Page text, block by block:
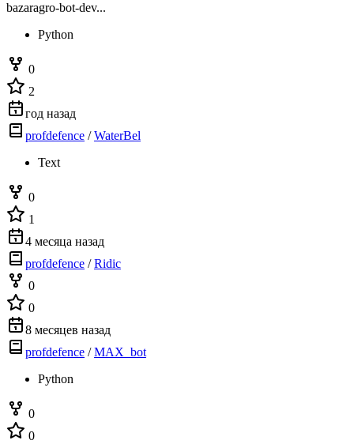
bazaragro-bot-dev...
Python
0
2
год назад
profdefence /WaterBel
Text
0
1
4 месяца назад
profdefence /Ridic
0
0
8 месяцев назад
profdefence /MAX_bot
Python
0
0